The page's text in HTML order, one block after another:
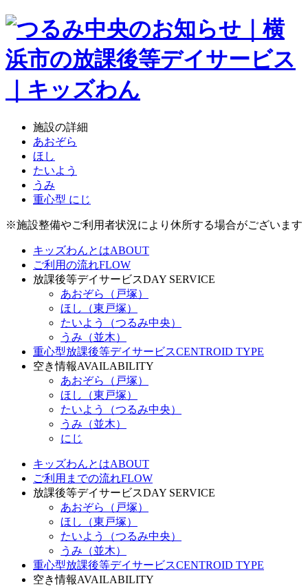
施設の詳細
あおぞら
ほし
たいよう
うみ
重心型 にじ
※施設整備やご利用者状況により休所する場合がございます
キッズわんとはABOUT
ご利用の流れFLOW
放課後等デイサービスDAY SERVICE
あおぞら（戸塚）
ほし（東戸塚）
たいよう（つるみ中央）
うみ（並木）
重心型放課後等デイサービスCENTROID TYPE
空き情報AVAILABILITY
あおぞら（戸塚）
ほし（東戸塚）
たいよう（つるみ中央）
うみ（並木）
にじ
キッズわんとはABOUT
ご利用までの流れFLOW
放課後等デイサービスDAY SERVICE
あおぞら（戸塚）
ほし（東戸塚）
たいよう（つるみ中央）
うみ（並木）
重心型放課後等デイサービスCENTROID TYPE
空き情報AVAILABILITY